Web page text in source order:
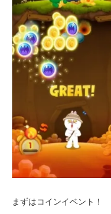
まずはコインイベント！